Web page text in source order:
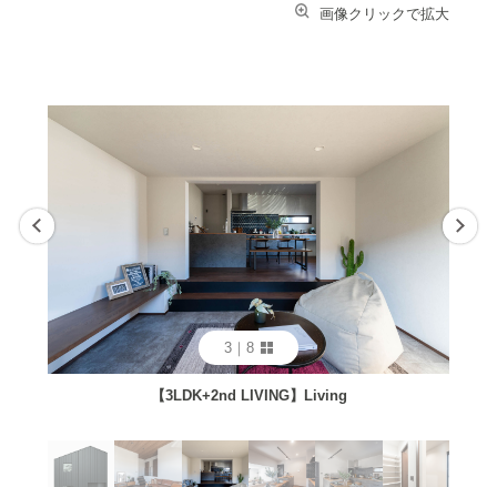
画像クリックで拡大
【3LDK+2nd LIVING】Living
3 ｜8